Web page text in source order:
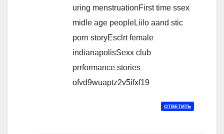
uring menstruationFirst time ssex
midle age peopleLiilo aand stic
porn storyEsclrt female
indianapolisSexx club
prrformance stories
ofvd9wuaptz2v5ifxf19
ОТВЕТИТЬ